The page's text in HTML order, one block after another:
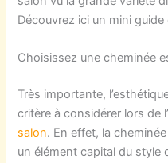
Découvrez ici un mini
Choisissez une cheminée
Très importante,
critère à considérer lors de l’
salon. En effet, la
un élément capital du style